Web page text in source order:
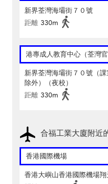
新界荃灣海壩街７０號
距離 330m
港專成人教育中心（荃灣官
新界荃灣海壩街７０號（
除外）（夜校）
距離 330m
合福工業大廈附近
香港國際機場
香港大嶼山香港國際機場